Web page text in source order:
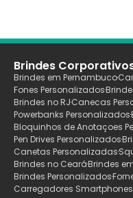
Brindes
Brindes em Pernambuco
Fones Personalizados
Brindes no RJCanecas
Powerbanks Personalizados
Bloquinhos de Anotaçoes
Pen Drives Personalizados
Canetas Personalizadas
Brindes no CearáBrindes
Brindes Personalizados
Carregadores